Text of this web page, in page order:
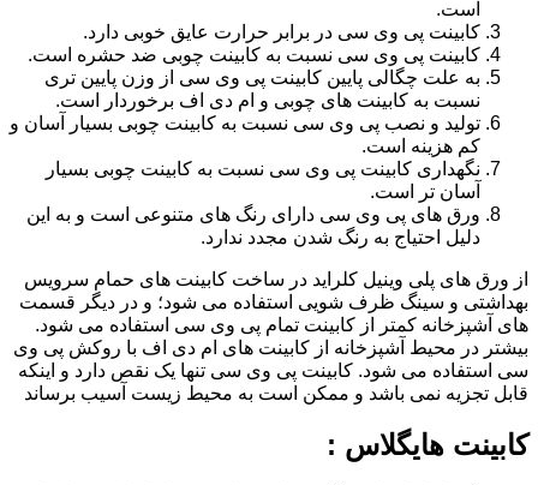
است.
کابینت پی وی سی در برابر حرارت عایق خوبی دارد.
کابینت پی وی سی نسبت به کابینت چوبی ضد حشره است.
به علت چگالی پایین کابینت پی وی سی از وزن پایین تری
نسبت به کابینت های چوبی و ام دی اف برخوردار است.
تولید و نصب پی وی سی نسبت به کابینت چوبی بسیار آسان و
کم هزینه است.
نگهداری کابینت پی وی سی نسبت به کابینت چوبی بسیار
آسان تر است.
ورق های پی وی سی دارای رنگ های متنوعی است و به این
دلیل احتیاج به رنگ شدن مجدد ندارد.
از ورق های پلی وینیل کلراید در ساخت کابینت های حمام سرویس
بهداشتی و سینگ ظرف شویی استفاده می شود؛ و در دیگر قسمت
های آشپزخانه کمتر از کابینت تمام پی وی سی استفاده می شود.
بیشتر در محیط آشپزخانه از کابینت های ام دی اف با روکش پی وی
سی استفاده می شود. کابینت پی وی سی تنها یک نقص دارد و اینکه
قابل تجزیه نمی باشد و ممکن است به محیط زیست آسیب برساند
کابینت هایگلاس :